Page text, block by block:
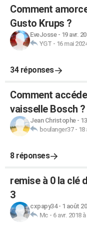
Comment
Gusto Krups ?
EveJosse- 19 avr.
YGT - 16 mai
34 réponses
Comment
vaisselle Bosch ?
Jean Christophe-
boulanger37- 18
8 réponses
remise à 0 la clé
3
cxpapy34- 1 août
Mc - 6 avr. 2018